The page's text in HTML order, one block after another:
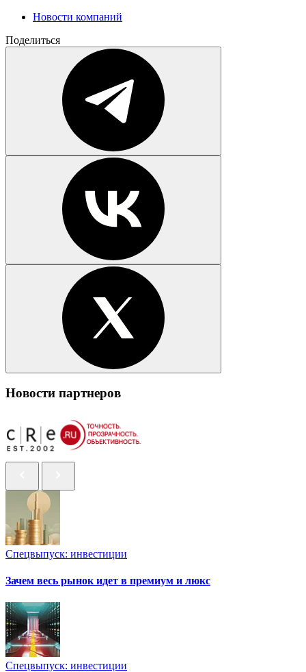
Новости компаний
Поделиться
Новости партнеров
Спецвыпуск: инвестиции
Зачем весь рынок идет в премиум и люкс
Спецвыпуск: инвестиции